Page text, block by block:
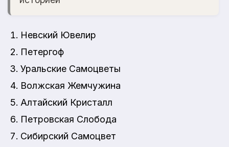
Невский Ювелир
Петергоф
Уральские Самоцветы
Волжская Жемчужина
Алтайский Кристалл
Петровская Слобода
Сибирский Самоцвет